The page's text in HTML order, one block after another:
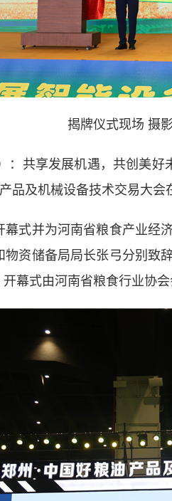
揭牌仪式现场 摄
： 共享发展机遇，共创美好
品及机械设备技术交易大会
并为河南省粮食产业经
资储备局局长张弓分别致
幕式由河南省粮食行业协会